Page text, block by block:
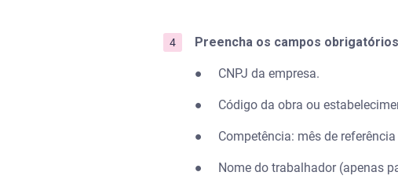
Preencha os campos
● CNPJ da empresa.
● Código da obra ou
● Competência: mês de referência
● Nome do trabalhador (apenas